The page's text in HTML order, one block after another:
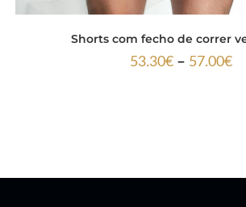
Shorts com fecho de correr
53.30€ – 57.00€